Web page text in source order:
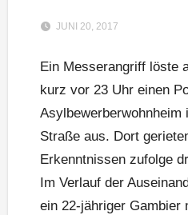
JUNI 20, 2017
Ein Messerangriff löste
kurz vor 23 Uhr einen
Asylbewerberwohnheim
Straße aus. Dort
Erkenntnissen zufolge
Im Verlauf der
ein 22-jähriger Gambier